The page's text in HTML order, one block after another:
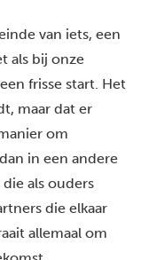
van iets, een
als bij onze
frisse start. Het
maar dat er
om
in een andere
als ouders
die elkaar
allemaal om